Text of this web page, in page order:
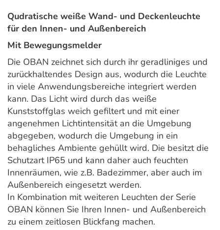
Qudratische weiße Wand- und Deckenleuchte
für den Innen- und Außenbereich
Mit Bewegungsmelder
Die OBAN zeichnet sich durch ihr geradliniges und
zurückhaltendes Design aus, wodurch die Leuchte
in viele Anwendungsbereiche integriert werden
kann. Das Licht wird durch das weiße
Kunststoffglas weich gefiltert und mit einer
angenehmen Lichtintensität an die Umgebung
abgegeben, wodurch die Umgebung in ein
behagliches Ambiente gehüllt wird. Die besitzt die
Schutzart IP65 und kann daher auch feuchten
Innenräumen, wie z.B. Badezimmer, aber auch im
Außenbereich eingesetzt werden.
In Kombination mit weiteren Leuchten der Serie
OBAN können Sie Ihren Innen- und Außenbereich
zu einem zeitlosen Blickfang machen.